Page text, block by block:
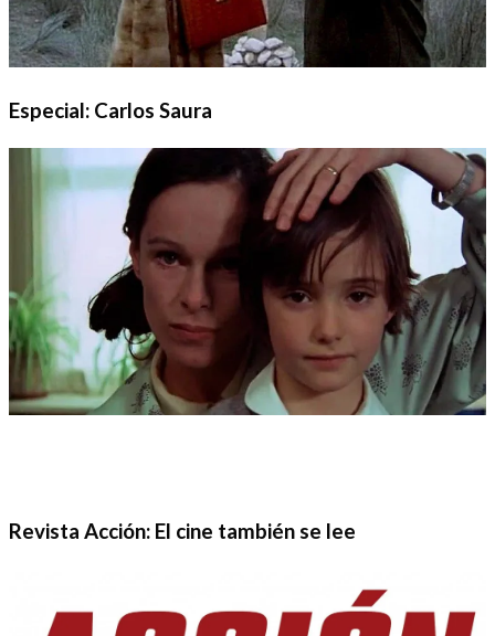
Especial: Carlos Saura
Revista Acción: El cine también se lee